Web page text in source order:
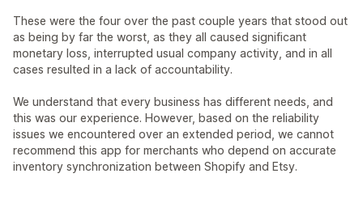
These were the four over the past couple years that stood out
as being by far the worst, as they all caused significant
monetary loss, interrupted usual company activity, and in all
cases resulted in a lack of accountability.
We understand that every business has different needs, and
this was our experience. However, based on the reliability
issues we encountered over an extended period, we cannot
recommend this app for merchants who depend on accurate
inventory synchronization between Shopify and Etsy.